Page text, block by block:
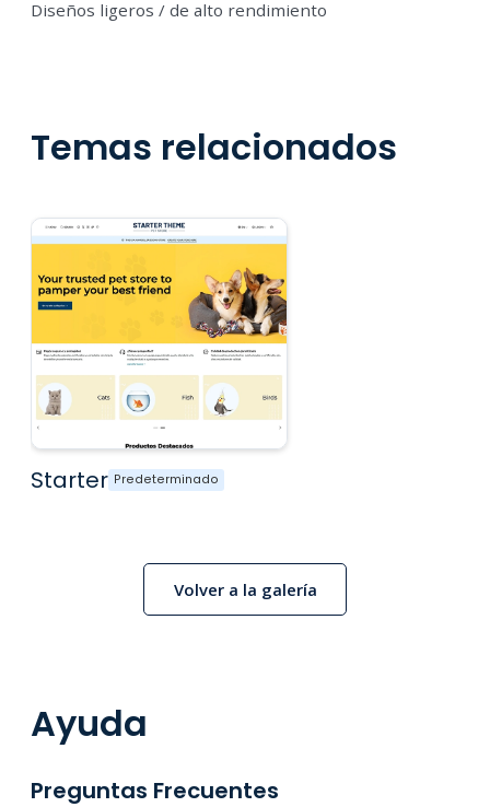
Diseños ligeros / de alto rendimiento
Temas relacionados
Starter Predeterminado
Volver a la galería
Ayuda
Preguntas Frecuentes